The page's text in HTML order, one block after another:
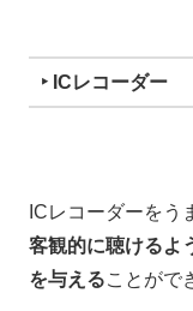
‣ ICレコーダー
ICレコーダーをう
客観的に聴けるよ
を与えることがで